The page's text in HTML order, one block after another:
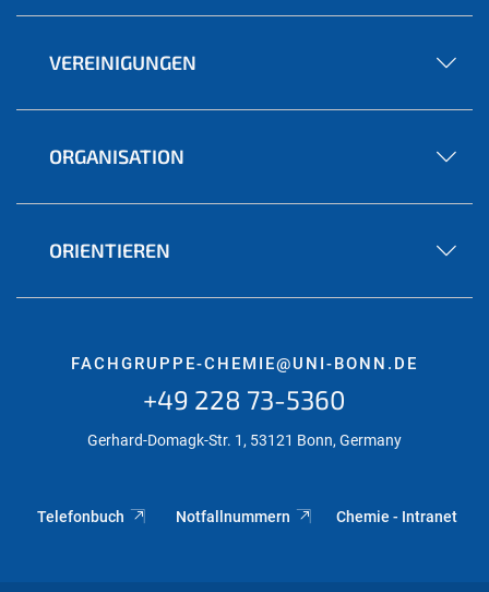
VEREINIGUNGEN
ORGANISATION
ORIENTIEREN
FACHGRUPPE-CHEMIE@UNI-BONN.DE
+49 228 73-5360
Gerhard-Domagk-Str. 1, 53121 Bonn, Germany
Telefonbuch Notfallnummern Chemie - Intranet